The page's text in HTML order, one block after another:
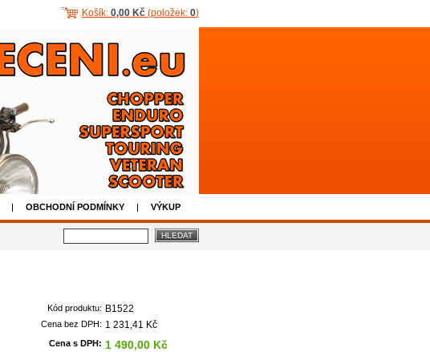
OBCHODNÍ PODMÍNKY VÝKUP
Kód produktu: B1522
Cena bez DPH: 1 231,41 Kč
Cena s DPH: 1 490,00 Kč
Košík: 0,00 Kč (položek: 0)